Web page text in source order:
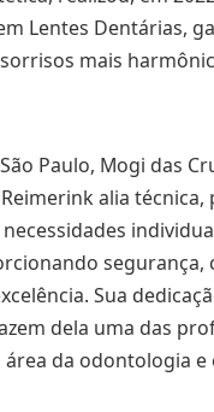
Lentes Dentárias,
mais
Paulo, Mogi das
alia técnica,
segurança,
Sua
dela uma das
da odontologia e